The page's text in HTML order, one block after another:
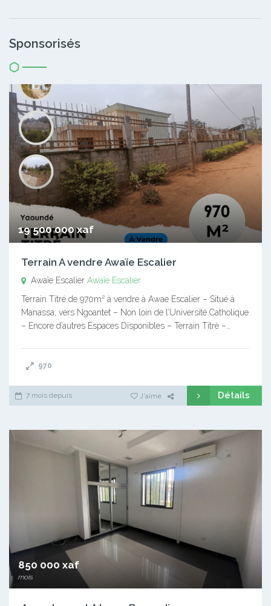
Sponsorisés
19 500 000 xaf
Terrain A vendre Awaïe Escalier
Awaïe Escalier Awaïe Escalier
Terrain Titré de 970m² à vendre à Awae Escalier – Situé à
Manassa, vers Ngoantet – Non loin de l’Université Catholique
– Encore d’autres Espaces Disponibles – Terrain Titré –…
970
7 mois depuis J'aime Détails
850 000 xaf
mois